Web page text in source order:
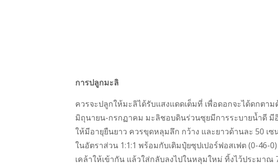
การปลูกมะลิ
ควรจะปลูกให้มะลิได้รับแสงแดดเต็มที่ เพื่อดอกจะได้ดกต
มิถุนายน-กรกฏาคม มะลิชอบดินร่วนซุยมีการระบายน้ำดี
ให้มีอายุยืนยาว ควรขุดหลุมลึก กว้าง และยาวด้านละ 50 เ
ในอัตราส่วน 1:1:1 พร้อมกับเติมปุ๋ยซุปเปอร์ฟอสเฟต (0-46-
เคล้าให้เข้ากัน แล้วใส่กลับลงไปในหลุมใหม่ ทิ้งไว้ประมา